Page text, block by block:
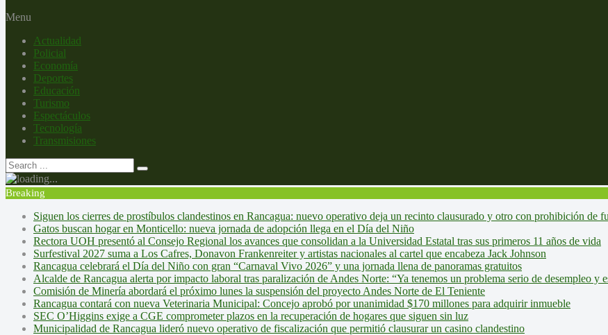
Menu
Actualidad
Policial
Economía
Deportes
Educación
Turismo
Espectáculos
Tecnología
Transmisiones
Breaking
Siguen los cierres de prostíbulos clandestinos en Rancagua: nuevo operativo deja un recinto clausurado y otro con prohibición de
Gatos buscan hogar en Monticello: nueva jornada de adopción llega en el Día del Niño
Rectora UOH presentó al Consejo Regional los avances que consolidan a la Universidad Estatal tras sus primeros 11 años de vida
Surfestival 2027 suma a Los Cafres, Donavon Frankenreiter y artistas nacionales al cartel que encabeza Jack Johnson
Rancagua celebrará el Día del Niño con gran “Carnaval Vivo 2026” y una jornada llena de panoramas gratuitos
Alcalde de Rancagua alerta por impacto laboral tras paralización de Andes Norte: “Ya tenemos un problema serio de desempleo y
Comisión de Minería abordará el próximo lunes la suspensión del proyecto Andes Norte de El Teniente
Rancagua contará con nueva Veterinaria Municipal: Concejo aprobó por unanimidad $170 millones para adquirir inmueble
SEC O’Higgins exige a CGE comprometer plazos en la recuperación de hogares que siguen sin luz
Municipalidad de Rancagua lideró nuevo operativo de fiscalización que permitió clausurar un casino clandestino